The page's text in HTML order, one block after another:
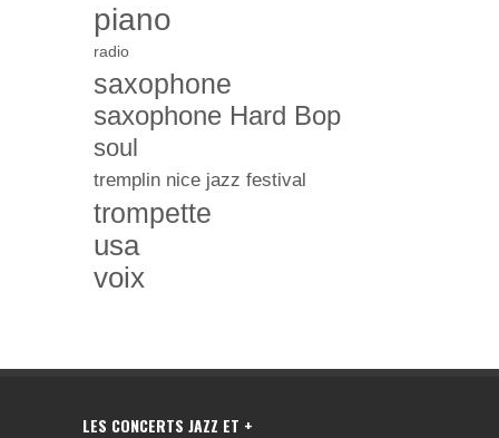
piano
radio
saxophone
saxophone Hard Bop
soul
tremplin nice jazz festival
trompette
usa
voix
LES CONCERTS JAZZ ET +